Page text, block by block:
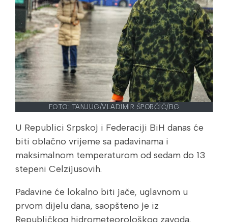
FOTO: TANJUG/VLADIMIR ŠPORČIĆ/BG
U Republici Srpskoj i Federaciji BiH danas će
biti oblačno vrijeme sa padavinama i
maksimalnom temperaturom od sedam do 13
stepeni Celzijusovih.
Padavine će lokalno biti jače, uglavnom u
prvom dijelu dana, saopšteno je iz
Republičkog hidrometeorološkog zavoda.